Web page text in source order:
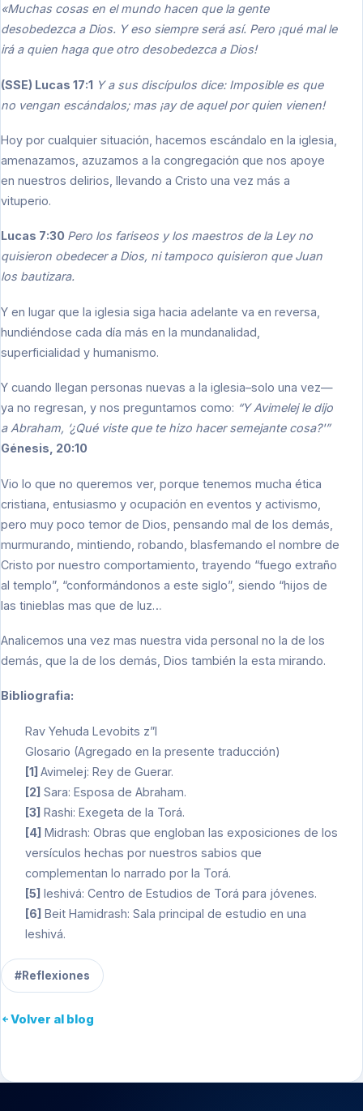
«Muchas cosas en el mundo hacen que la gente
desobedezca a Dios. Y eso siempre será así. Pero ¡qué mal le
irá a quien haga que otro desobedezca a Dios!
(SSE) Lucas 17:1 Y a sus discípulos dice: Imposible es que
no vengan escándalos; mas ¡ay de aquel por quien vienen!
Hoy por cualquier situación, hacemos escándalo en la iglesia,
amenazamos, azuzamos a la congregación que nos apoye
en nuestros delirios, llevando a Cristo una vez más a
vituperio.
Lucas 7:30 Pero los fariseos y los maestros de la Ley no
quisieron obedecer a Dios, ni tampoco quisieron que Juan
los bautizara.
Y en lugar que la iglesia siga hacia adelante va en reversa,
hundiéndose cada día más en la mundanalidad,
superficialidad y humanismo.
Y cuando llegan personas nuevas a la iglesia–solo una vez—
ya no regresan, y nos preguntamos como: “Y Avimelej le dijo
a Abraham, ‘¿Qué viste que te hizo hacer semejante cosa?'”
Génesis, 20:10
Vio lo que no queremos ver, porque tenemos mucha ética
cristiana, entusiasmo y ocupación en eventos y activismo,
pero muy poco temor de Dios, pensando mal de los demás,
murmurando, mintiendo, robando, blasfemando el nombre de
Cristo por nuestro comportamiento, trayendo “fuego extraño
al templo”, “conformándonos a este siglo”, siendo “hijos de
las tinieblas mas que de luz…
Analicemos una vez mas nuestra vida personal no la de los
demás, que la de los demás, Dios también la esta mirando.
Bibliografia:
Rav Yehuda Levobits z”l
Glosario (Agregado en la presente traducción)
[1] Avimelej: Rey de Guerar.
[2] Sara: Esposa de Abraham.
[3] Rashi: Exegeta de la Torá.
[4] Midrash: Obras que engloban las exposiciones de los
versículos hechas por nuestros sabios que
complementan lo narrado por la Torá.
[5] Ieshivá: Centro de Estudios de Torá para jóvenes.
[6] Beit Hamidrash: Sala principal de estudio en una
Ieshivá.
#Reflexiones
Volver al blog